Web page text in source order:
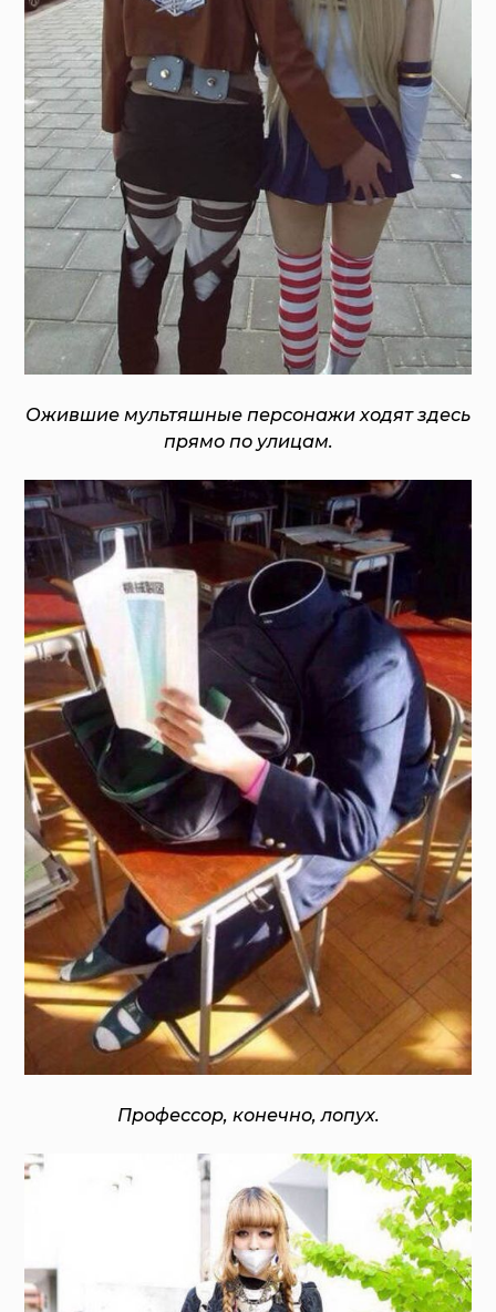
Ожившие мультяшные персонажи ходят здесь
прямо по улицам.
Профессор, конечно, лопух.